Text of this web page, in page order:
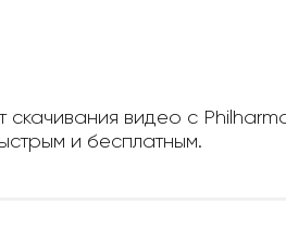
видео с
и бесплатным.